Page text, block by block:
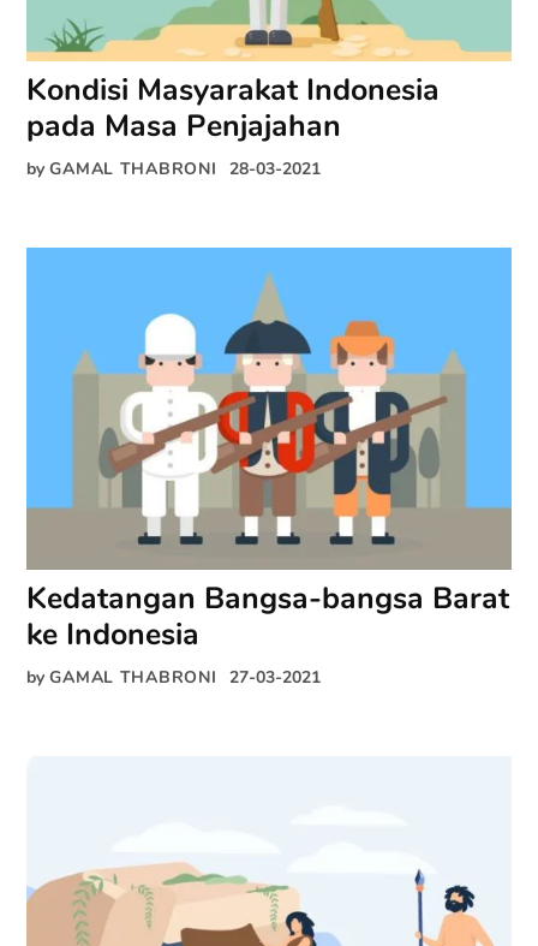
Kondisi Masyarakat Indonesia
pada Masa Penjajahan
by GAMAL THABRONI 28-03-2021
Kedatangan Bangsa-bangsa Barat
ke Indonesia
by GAMAL THABRONI 27-03-2021